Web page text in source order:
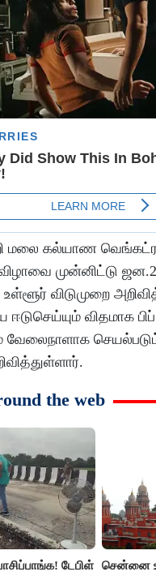
மலை கல்யாண
முன்னிட்டு
விடுமுறை
ஈடுசெய்யும் விதமாக
வேலைநாளாக
the web
டேபிள் சென்னை